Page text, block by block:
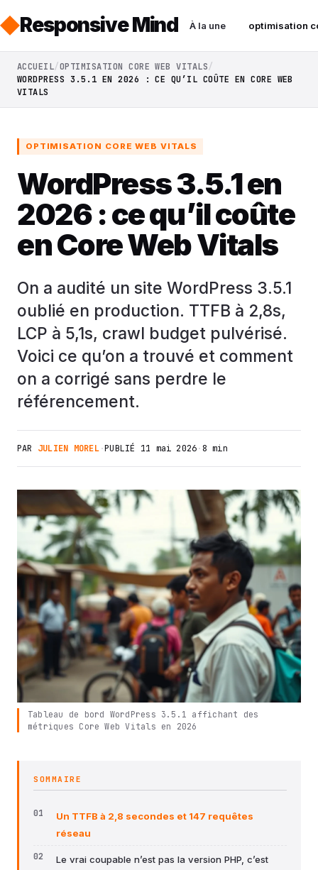
Responsive Mind À la une optimisation
ACCUEIL OPTIMISATION CORE WEB VITALS
WORDPRESS 3.5.1 EN 2026 : CE QU’IL COÛTE EN CORE WEB
VITALS
OPTIMISATION CORE WEB VITALS
WordPress 3.5.1 en
2026 : ce qu’il coûte
en Core Web Vitals
On a audité un site WordPress 3.5.1
oublié en production. TTFB à 2,8s,
LCP à 5,1s, crawl budget pulvérisé.
Voici ce qu’on a trouvé et comment
on a corrigé sans perdre le
référencement.
PAR JULIEN MOREL·PUBLIÉ 11 mai 2026· 8 min
Tableau de bord WordPress 3.5.1 affichant des
métriques Core Web Vitals en 2026
SOMMAIRE
Un TTFB à 2,8 secondes et 147 requêtes
réseau
Le vrai coupable n’est pas la version PHP, c’est